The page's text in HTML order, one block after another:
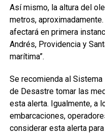
Así mismo, la altura del
metros,
afectará en primera
Andrés, Providencia y
marítima”.
Se recomienda al
de Desastre tomar las
esta alerta. Igualmente, a
embarcaciones,
considerar esta alerta